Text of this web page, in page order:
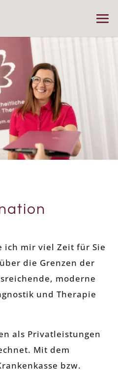
ich mir viel Zeit für Sie
die Grenzen der
moderne
und Therapie
als Privatleistungen
Mit dem
bzw.